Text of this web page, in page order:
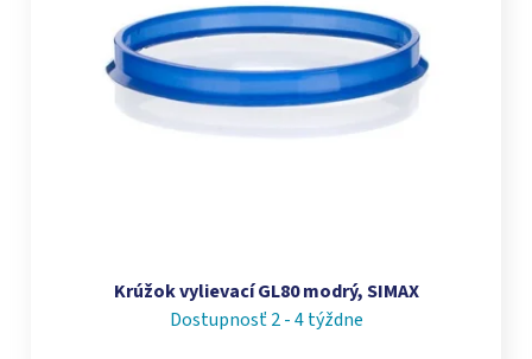
Krúžok vylievací GL80 modrý, SIMAX
Dostupnosť 2 - 4 týždne